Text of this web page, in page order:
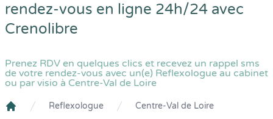
rendez-vous en ligne 24h/24 avec
Crenolibre
Prenez RDV en quelques clics et recevez un rappel sms
de votre rendez-vous avec un(e) Reflexologue au cabinet
ou par visio à Centre-Val de Loire
Reflexologue Centre-Val de Loire